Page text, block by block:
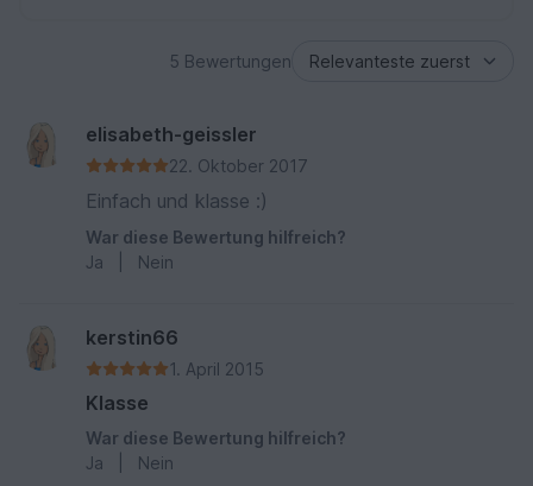
5 Bewertungen
elisabeth-geissler
22. Oktober 2017
Einfach und klasse :)
War diese Bewertung hilfreich?
Ja
Nein
kerstin66
1. April 2015
Klasse
War diese Bewertung hilfreich?
Ja
Nein